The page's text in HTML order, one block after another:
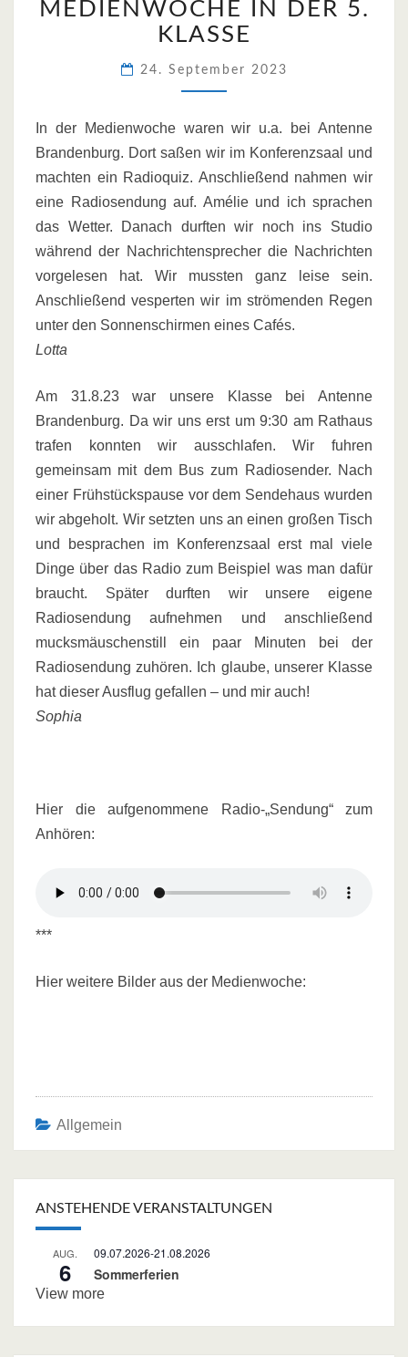
IN
DER
5.
KLASSE
MEDIENWOCHE IN DER 5.
KLASSE
24. September 2023
In der Medienwoche waren wir u.a. bei Antenne
Brandenburg. Dort saßen wir im Konferenzsaal und
machten ein Radioquiz. Anschließend nahmen wir
eine Radiosendung auf. Amélie und ich sprachen
das Wetter. Danach durften wir noch ins Studio
während der Nachrichtensprecher die Nachrichten
vorgelesen hat. Wir mussten ganz leise sein.
Anschließend vesperten wir im strömenden Regen
unter den Sonnenschirmen eines Cafés.
Lotta
Am 31.8.23 war unsere Klasse bei Antenne
Brandenburg. Da wir uns erst um 9:30 am Rathaus
trafen konnten wir ausschlafen. Wir fuhren
gemeinsam mit dem Bus zum Radiosender. Nach
einer Frühstückspause vor dem Sendehaus wurden
wir abgeholt. Wir setzten uns an einen großen Tisch
und besprachen im Konferenzsaal erst mal viele
Dinge über das Radio zum Beispiel was man dafür
braucht. Später durften wir unsere eigene
Radiosendung aufnehmen und anschließend
mucksmäuschenstill ein paar Minuten bei der
Radiosendung zuhören. Ich glaube, unserer Klasse
hat dieser Ausflug gefallen – und mir auch!
Sophia
Hier die aufgenommene Radio-„Sendung“ zum
Anhören:
***
Hier weitere Bilder aus der Medienwoche:
Allgemein
navigation
ANSTEHENDE VERANSTALTUNGEN
AUG.
6
09.07.2026-21.08.2026
Sommerferien
View more